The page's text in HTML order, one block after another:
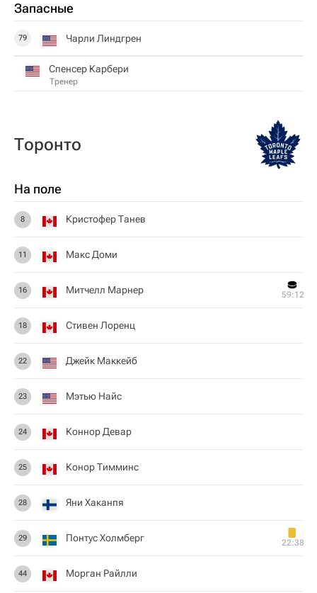
Запасные
79 Чарли Линдгрен
Спенсер Карбери
Тренер
Торонто
На поле
8 Кристофер Танев
11 Макс Доми
16 Митчелл Марнер 59:12
18 Стивен Лоренц
22 Джейк Маккейб
23 Мэтью Найс
24 Коннор Девар
25 Конор Тимминс
28 Яни Хаканпя
29 Понтус Холмберг 22:38
44 Морган Райлли